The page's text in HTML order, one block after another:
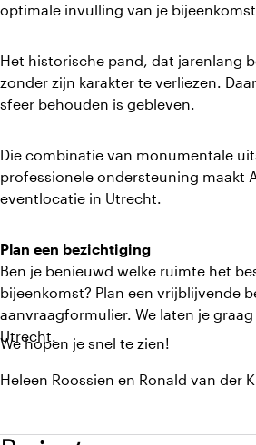
optimale invulling van je
Het historische pand, dat jarenlang
zonder zijn karakter te verliezen.
sfeer behouden is gebleven.
Die combinatie van monumentale
professionele ondersteuning maakt
eventlocatie in Utrecht.
Plan een bezichtiging
Ben je benieuwd welke ruimte het
bijeenkomst? Plan een vrijblijvende
aanvraagformulier. We laten je
Utrecht.
We hopen je snel te zien!
Heleen Roossien en Ronald van der